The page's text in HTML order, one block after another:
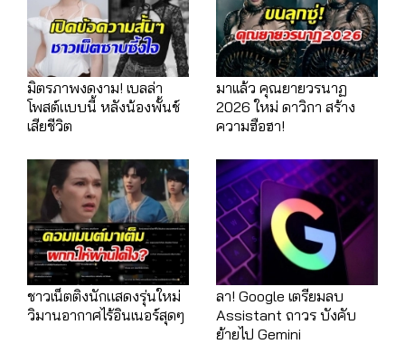
มิตรภาพงดงาม! เบลล่า
โพสต์แบบนี้ หลังน้องพั้นช์
เสียชีวิต
มาเเล้ว คุณยายวรนาฏ
2026 ใหม่ ดาวิกา สร้าง
ความฮือฮา!
ชาวเน็ตติงนักแสดงรุ่นใหม่
วิมานอากาศไร้อินเนอร์สุดๆ
ลา! Google เตรียมลบ
Assistant ถาวร บังคับ
ย้ายไป Gemini